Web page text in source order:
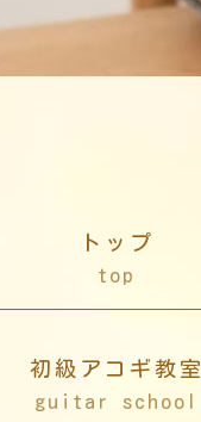
トップ
top
初級アコギ教室
guitar school